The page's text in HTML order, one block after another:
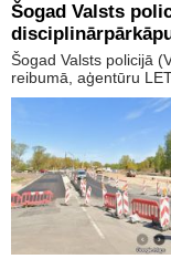
Šogad Valsts
Šogad Valsts policijā
reibumā, aģentūru